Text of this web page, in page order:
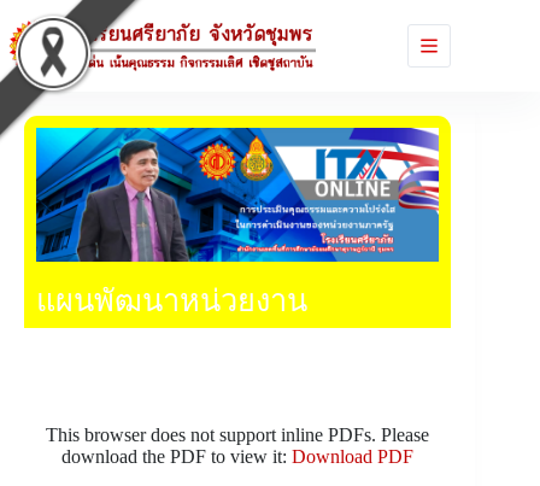
แผนพัฒนาหน่วยงาน
This browser does not support inline PDFs. Please
download the PDF to view it:Download PDF